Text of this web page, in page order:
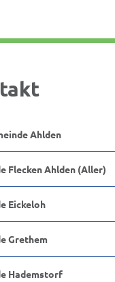
Ahlden
Flecken Ahlden (Aller)
Eickeloh
Grethem
Hademstorf